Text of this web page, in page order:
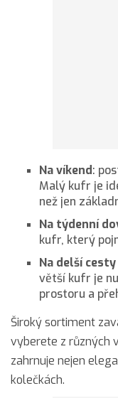
Na víkend:
Malý kufr je
než jen
Na týdenní
kufr, který
Na delší
větší kufr je
prostoru a
Široký sortiment
vyberete z různých
zahrnuje nejen
kolečkách.